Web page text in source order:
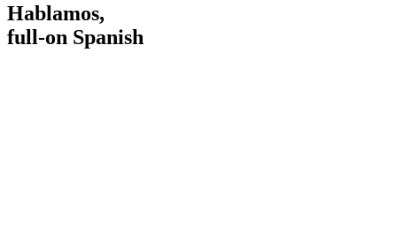
Hablamos,
full-on Spanish